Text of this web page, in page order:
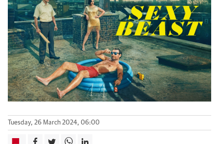
Tuesday, 26 March 2024, 06:00